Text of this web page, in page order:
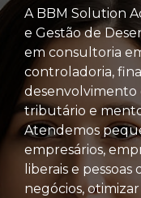
A BBM Solution
e Gestão de
em consultoria
controladoria,
desenvolvimento
tributário e
Atendemos
empresários,
liberais e
negócios,